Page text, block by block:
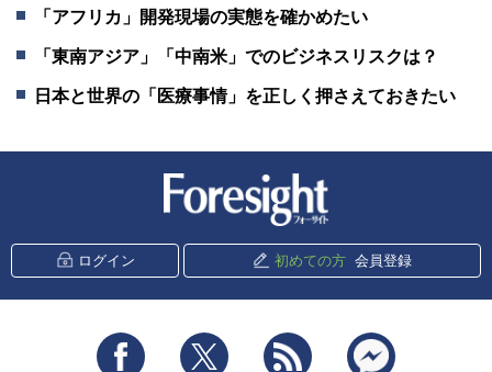
「アフリカ」開発現場の実態を確かめたい
「東南アジア」「中南米」でのビジネスリスクは？
日本と世界の「医療事情」を正しく押さえておきたい
ログイン 初めての方 会員登録
Facebook Twitter RSS